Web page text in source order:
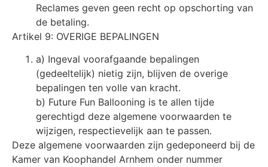
Reclames geven geen recht op opschorting van
de betaling.
Artikel 9: OVERIGE BEPALINGEN
a) Ingeval voorafgaande bepalingen
(gedeeltelijk) nietig zijn, blijven de overige
bepalingen ten volle van kracht.
b) Future Fun Ballooning is te allen tijde
gerechtigd deze algemene voorwaarden te
wijzigen, respectievelijk aan te passen.
Deze algemene voorwaarden zijn gedeponeerd bij de
Kamer van Koophandel Arnhem onder nummer